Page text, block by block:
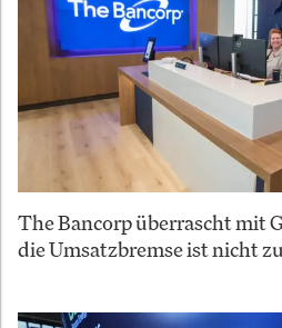
The Bancorp überrascht mit
die Umsatzbremse ist nicht